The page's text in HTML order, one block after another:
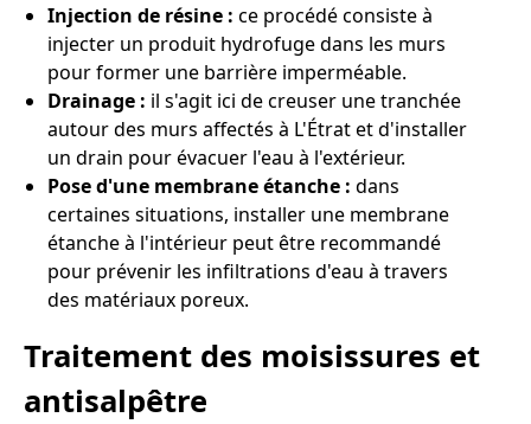
Injection de résine : ce procédé consiste à
injecter un produit hydrofuge dans les murs
pour former une barrière imperméable.
Drainage : il s'agit ici de creuser une tranchée
autour des murs affectés à L'Étrat et d'installer
un drain pour évacuer l'eau à l'extérieur.
Pose d'une membrane étanche : dans
certaines situations, installer une membrane
étanche à l'intérieur peut être recommandé
pour prévenir les infiltrations d'eau à travers
des matériaux poreux.
Traitement des moisissures et
antisalpêtre